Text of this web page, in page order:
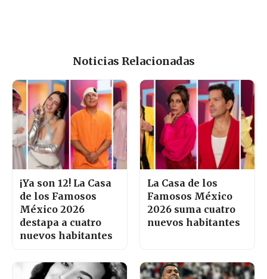
Noticias Relacionadas
¡Ya son 12! La Casa
de los Famosos
México 2026
destapa a cuatro
nuevos habitantes
La Casa de los
Famosos México
2026 suma cuatro
nuevos habitantes